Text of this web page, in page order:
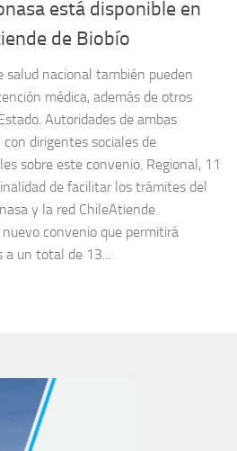
está disponible en
de Biobío
salud nacional también pueden
médica, además de otros
Autoridades de ambas
dirigentes sociales de
sobre este convenio. Regional, 11
de facilitar los trámites del
y la red ChileAtiende
convenio que permitirá
a un total de 13...